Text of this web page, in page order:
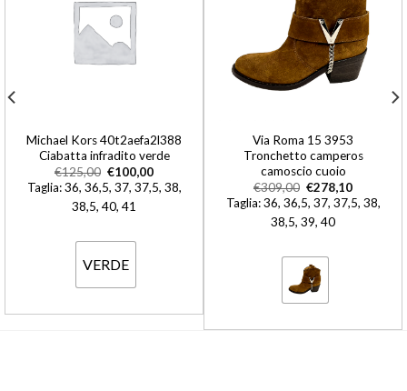
Michael Kors 40t2aefa2l388
Ciabatta infradito verde
€125,00 €100,00
Taglia: 36, 36,5, 37, 37,5, 38,
38,5, 40, 41
VERDE
Via Roma 15 3953
Tronchetto camperos
camoscio cuoio
€309,00 €278,10
Taglia: 36, 36,5, 37, 37,5, 38,
38,5, 39, 40